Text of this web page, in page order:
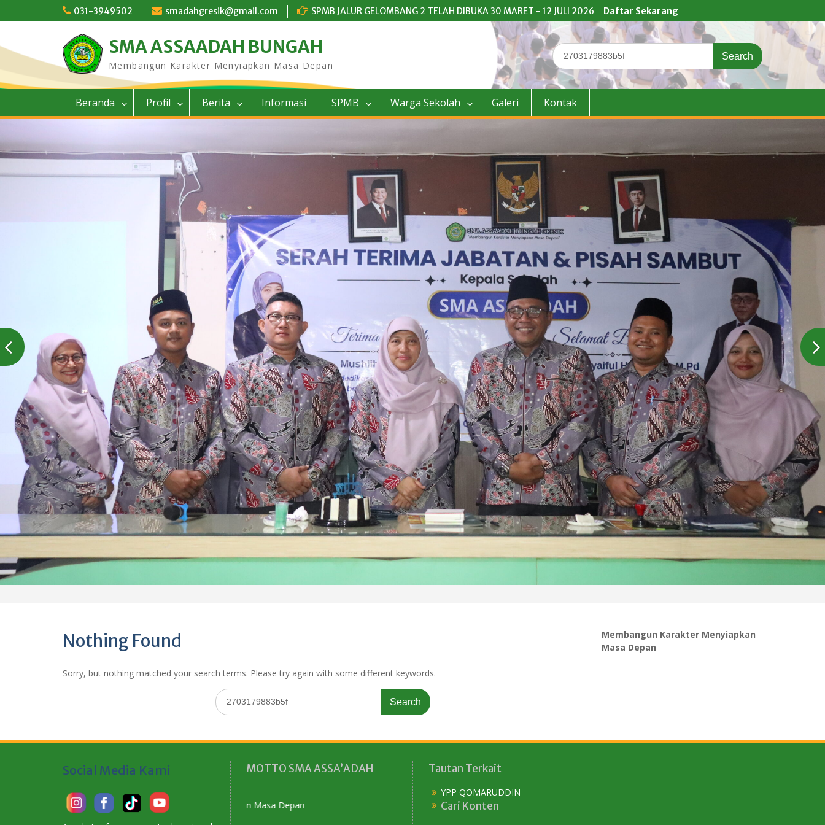
to
031-3949502 smadahgresik@gmail.com SPMB JALUR GELOMBANG 2 TELAH DIBUKA 30 MARET - 12 JULI 2026 Daftar Sekarang
SMA ASSAADAH BUNGAH
Membangun Karakter Menyiapkan Masa Depan
Search
for:
Beranda Profil Berita Informasi SPMB Warga Sekolah Galeri Kontak
Nothing Found
Sorry, but nothing matched your search terms. Please try again with some different keywords.
Search
for:
Membangun Karakter Menyiapkan
Masa Depan
Social Media Kami MOTTO SMA ASSA’ADAH
Membangun Karakter Menyiapkan Masa Depan
Tautan Terkait
YPP QOMARUDDIN
Cari Konten